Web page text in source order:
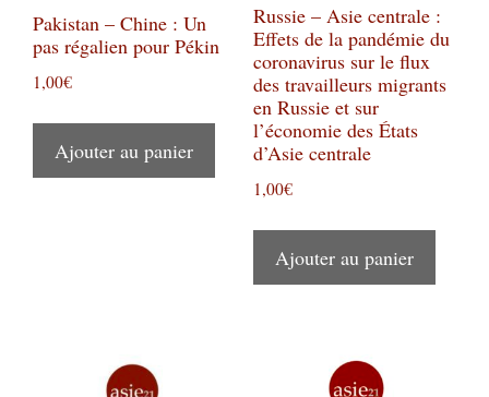
Pakistan – Chine : Un
pas régalien pour Pékin
1,00€
Ajouter au panier
Russie – Asie centrale :
Effets de la pandémie du
coronavirus sur le flux
des travailleurs migrants
en Russie et sur
l’économie des États
d’Asie centrale
1,00€
Ajouter au panier